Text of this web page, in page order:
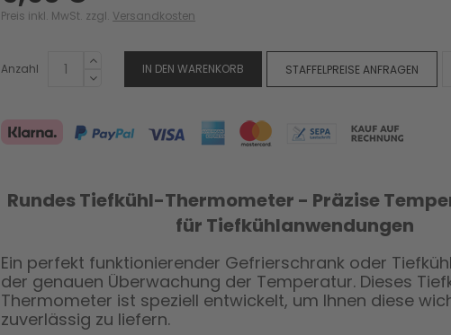
Preis inkl. MwSt. zzgl. Versandkosten
Anzahl IN DEN WARENKORB STAFFELPREISE ANFRAGEN
Rundes Tiefkühl-Thermometer - Präzise
für Tiefkühlanwendungen
Ein perfekt funktionierender Gefrierschrank oder
der genauen Überwachung der Temperatur. Dieses
Thermometer ist speziell entwickelt, um Ihnen diese
zuverlässig zu liefern.